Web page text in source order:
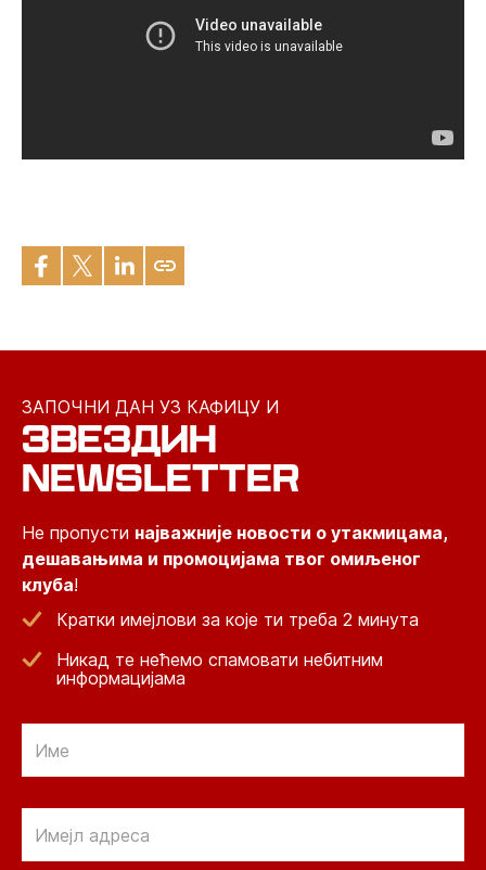
ЗАПОЧНИ ДАН УЗ КАФИЦУ И
ЗВЕЗДИН
NEWSLETTER
Не пропусти најважније новости о утакмицама,
дешавањима и промоцијама твог омиљеног
клуба!
Кратки имејлови за које ти треба 2 минута
Никад те нећемо спамовати небитним
информацијама